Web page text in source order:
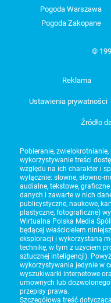
Pogoda Warszawa
Pogoda Zakopane
©
Reklama
Ustawienia prywatności
Źródło
Pobieranie,
wykorzystywanie treści
względu na ich charakter i
wyłącznie: słowne, słowno-
audialne, tekstowe,
danych i zawarte w nich
publicystyczne, naukowe,
plastyczne, fotograficzne)
Wirtualna Polska Media
będącej właścicielem
eksploracji i wykorzystaną
technikę, w tym z użyciem
sztucznej inteligencji).
wykorzystywania jedynie w
wyszukiwarki internetowe
umownych lub
przepisy prawa.
Szczegółowa treść